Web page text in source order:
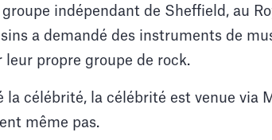
indépendant de Sheffield, au
a demandé des instruments de
leur propre groupe de rock.
la célébrité, la célébrité est venue via
même pas.